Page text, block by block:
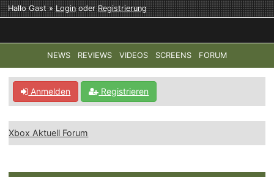
Hallo Gast »LoginoderRegistrierung
NEWS REVIEWS VIDEOS SCREENS FORUM
TOP-THEMEN: COD: MODERN WARFARE 4 HALO:
Anmelden Registrieren
Xbox Aktuell Forum